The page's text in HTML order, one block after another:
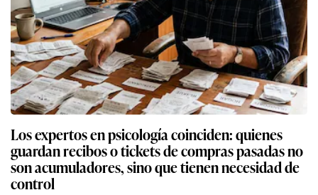
Los expertos en psicología coinciden: quienes
guardan recibos o tickets de compras pasadas no
son acumuladores, sino que tienen necesidad de
control